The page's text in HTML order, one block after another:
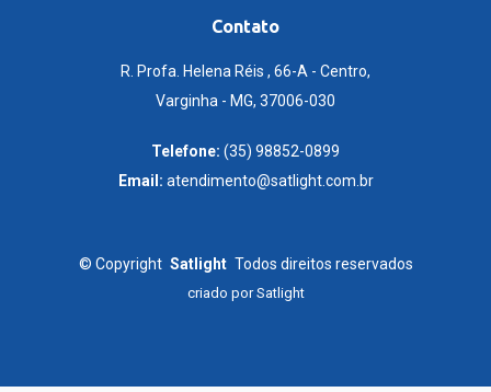
Contato
R. Profa. Helena Réis , 66-A - Centro,
Varginha - MG, 37006-030
Telefone: (35) 98852-0899
Email: atendimento@satlight.com.br
© Copyright Satlight Todos direitos reservados
criado porSatlight